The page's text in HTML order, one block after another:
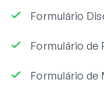
Formulário
Formulário de
Formulário de